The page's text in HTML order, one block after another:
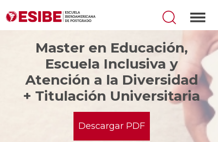
Master en Educación,
Escuela Inclusiva y
Atención a la Diversidad
+ Titulación Universitaria
Descargar PDF